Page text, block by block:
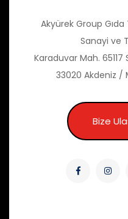
Akyürek Group
Sanayi ve
Karaduvar Mah. 65117
33020 Akdeniz /
Bize